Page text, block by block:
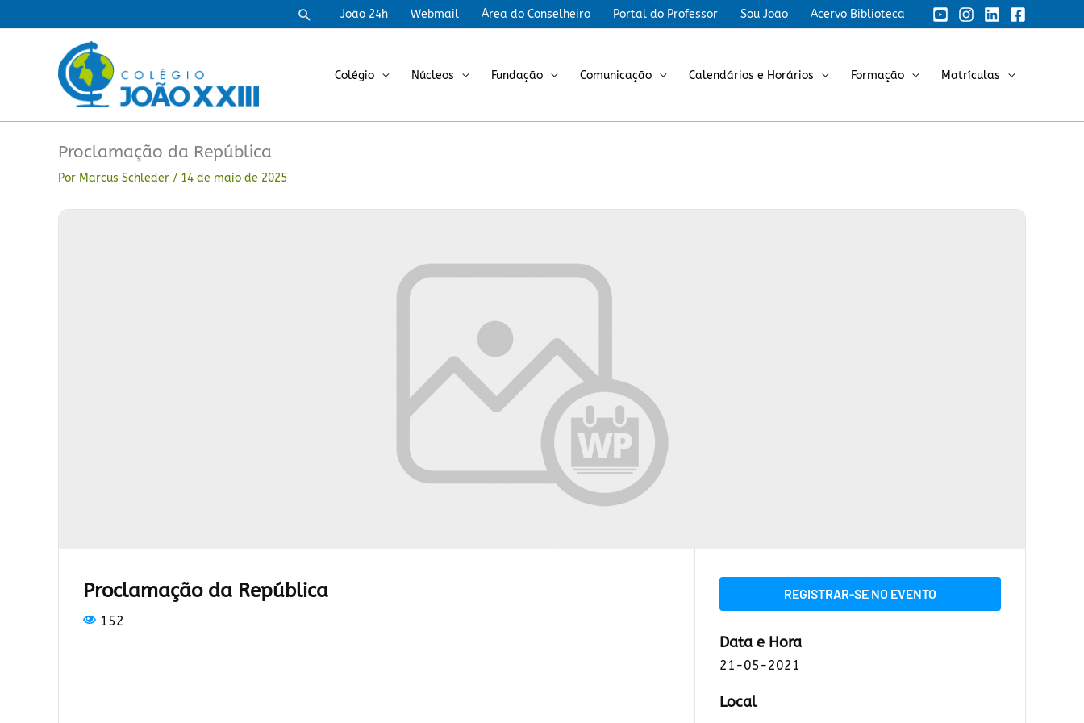
para
PesquisarJoão 24h Webmail Área do Conselheiro Portal do Professor Sou João Acervo Biblioteca
Colégio Núcleos Fundação Comunicação Calendários e Horários Formação Matrículas
Proclamação da República
Por Marcus Schleder / 14 de maio de 2025
Proclamação da República
152
REGISTRAR-SE NO EVENTO
Data e Hora
21-05-2021
Local